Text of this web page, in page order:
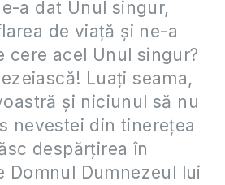
a dat Unul singur,
de viaţă şi ne-a
cere acel Unul singur?
Luaţi seama,
şi niciunul să nu
nevestei din tinereţea
despărţirea în
Domnul Dumnezeul lui